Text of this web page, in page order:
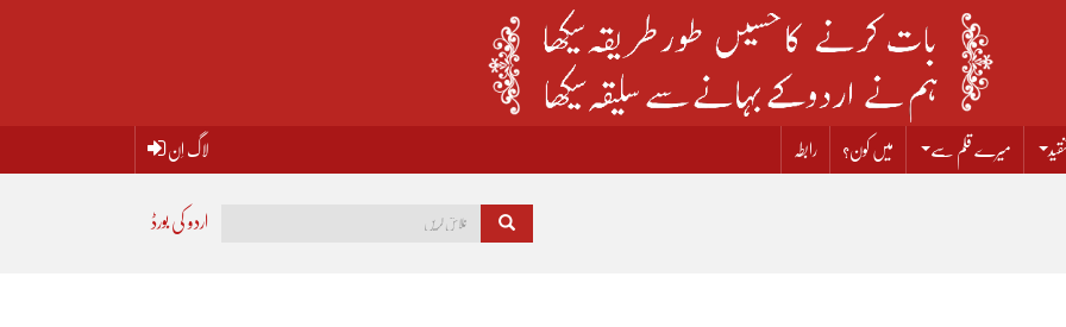
میرے قلم سے میں کون؟ رابطہ لاگ اِن
اردو کی بورڈ